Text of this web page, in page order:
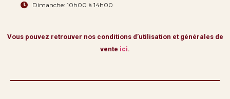
Dimanche: 10h00 à 14h00
Vous pouvez retrouver nos conditions d’utilisation et générales de
vente ici.